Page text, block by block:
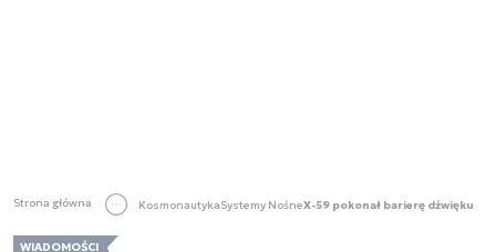
Strona główna KosmonautykaSystemy NośneX-59 pokonał barierę dźwięku
WIADOMOŚCI